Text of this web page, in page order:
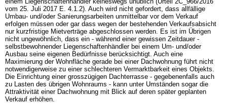
vom 25. Juli 2017 E. 4.1.2). Auch wird nicht gefordert, dass allfällige
Umbau- und/oder Sanierungsarbeiten unmittelbar vor dem Verkauf
erfolgen müssen oder gar dass wegen der bestehenden Verkaufsabsicht
nur kurzfristige Mietverträge abgeschlossen werden. Es ist im Übrigen
nicht ungewöhnlich, dass ein - während einer gewissen Zeitdauer -
selbstbewohnender Liegenschaftenhändler bei einem Um- und/oder
Ausbau seine eigenen Bedürfnisse berücksichtigt. Auch eine
Maximierung der Wohnfläche gerade bei einer Dachwohnung führt nicht
notwendigerweise zu einer schlechteren Vermarktbarkeit eines Objekts.
Die Einrichtung einer grosszügigen Dachterrasse - gegebenenfalls auch
zu Lasten des übrigen Wohnraums - kann unter Umständen sogar die
Attraktivität einer Dachwohnung mit Blick auf deren später geplanten
Verkauf erhöhen.